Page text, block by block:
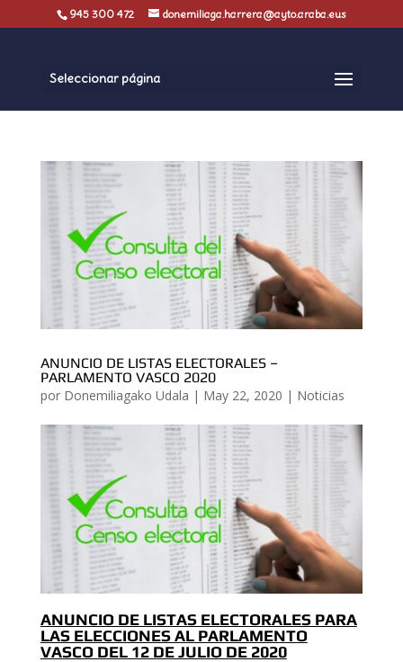
945 300 472 donemiliaga.harrera@ayto.araba.eus
Seleccionar página
ANUNCIO DE LISTAS ELECTORALES –
PARLAMENTO VASCO 2020
por Donemiliagako Udala | May 22, 2020 | Noticias
ANUNCIO DE LISTAS ELECTORALES PARA
LAS ELECCIONES AL PARLAMENTO
VASCO DEL 12 DE JULIO DE 2020